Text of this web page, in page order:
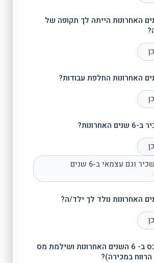
האחרונות הייתה לך תקופה של
הייתי גם שכיר וגם עצמאי ב-6 שנים
האם מכרת נכס ב- 6 השנים האחרונות ושילמת מס
במכירה)?